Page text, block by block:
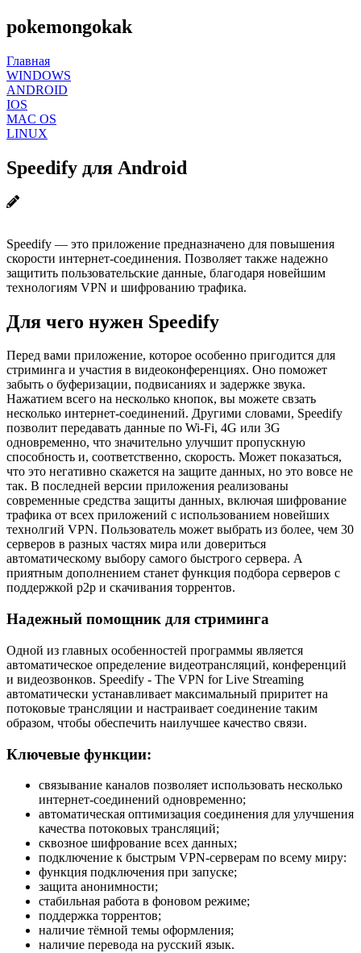
pokemongokak
Главная
WINDOWS
ANDROID
IOS
MAC OS
LINUX
Speedify для Android
Speedify — это приложение предназначено для повышения
скорости интернет-соединения. Позволяет также надежно
защитить пользовательские данные, благодаря новейшим
технологиям VPN и шифрованию трафика.
Для чего нужен Speedify
Перед вами приложение, которое особенно пригодится для
стриминга и участия в видеоконференциях. Оно поможет
забыть о буферизации, подвисаниях и задержке звука.
Нажатием всего на несколько кнопок, вы можете свзать
несколько интернет-соединений. Другими словами, Speedify
позволит передавать данные по Wi-Fi, 4G или 3G
одновременно, что значительно улучшит пропускную
способность и, соответственно, скорость. Может показаться,
что это негативно скажется на защите данных, но это вовсе не
так. В последней версии приложения реализованы
современные средства защиты данных, включая шифрование
трафика от всех приложений с использованием новейших
технолгий VPN. Пользователь может выбрать из более, чем 30
серверов в разных частях мира или довериться
автоматическому выбору самого быстрого сервера. А
приятным дополнением станет функция подбора серверов с
поддержкой p2p и скачивания торрентов.
Надежный помощник для стриминга
Одной из главных особенностей программы является
автоматическое определение видеотрансляций, конференций
и видеозвонков. Speedify - The VPN for Live Streaming
автоматически устанавливает максимальный приритет на
потоковые трансляции и настраивает соединение таким
образом, чтобы обеспечить наилучшее качество связи.
Ключевые функции:
связывание каналов позволяет использовать несколько
интернет-соединений одновременно;
автоматическая оптимизация соединения для улучшения
качества потоковых трансляций;
сквозное шифрование всех данных;
подключение к быстрым VPN-серверам по всему миру:
функция подключения при запуске;
защита анонимности;
стабильная работа в фоновом режиме;
поддержка торрентов;
наличие тёмной темы оформления;
наличие перевода на русский язык.